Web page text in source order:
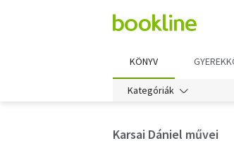
KÖNYV
Kategóriák
Karsai Dániel művei